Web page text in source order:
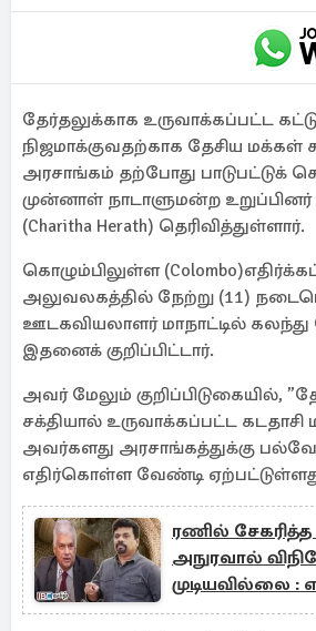
தேர்தலுக்காக உருவாக்கப்பட்ட
நிஜமாக்குவதற்காக தேசிய மக்கள்
அரசாங்கம் தற்போது பாடுபட்டுக்
முன்னாள் நாடாளுமன்ற
(Charitha Herath) தெரிவித்துள்ளார்.
கொழும்பிலுள்ள
அலுவலகத்தில் நேற்று (11)
ஊடகவியலாளர் மாநாட்டில்
இதனைக் குறிப்பிட்டார்.
அவர் மேலும் குறிப்பிடுகையில்,
சக்தியால் உருவாக்கப்பட்ட
அவர்களது அரசாங்கத்துக்கு
எதிர்கொள்ள வேண்டி
ரணில் சேகரித்த
அநுரவால்
முடியவில்லை :
குற்றச்சாட்டு